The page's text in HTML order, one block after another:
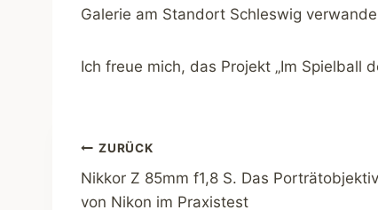
Galerie am Standort Schleswig
Ich freue mich, das Projekt „Im Spielball
Beitragsnavigation
ZURÜCK
Nikkor Z 85mm f1,8 S. Das Porträtobjektiv
von Nikon im Praxistest